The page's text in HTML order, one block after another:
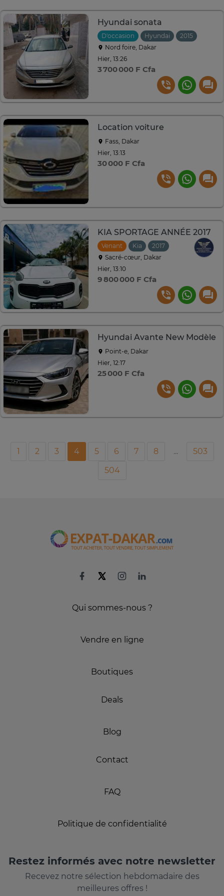
Hyundai sonata
D'occasion Hyundai 2015
Nord foire, Dakar
Hier, 13:26
3 700 000 F Cfa
Location voiture
Fass, Dakar
Hier, 13:13
30 000 F Cfa
KIA SPORTAGE ANNÉE 2017
Venant Kia 2017
Automatique
Sacré-cœur, Dakar
Hier, 13:10
9 800 000 F Cfa
Hyundai Avante New Modèle
Point-e, Dakar
Hier, 12:17
25 000 F Cfa
1 2 3 4 5 6 7 8 ...
503
504
Qui sommes-nous ?
Vendre en ligne
Boutiques
Deals
Blog
Contact
FAQ
Politique de confidentialité
Restez informés avec notre newsletter
Recevez notre sélection hebdomadaire des
meilleures offres !